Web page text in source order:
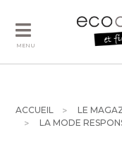
MENU
ACCUEIL
LE
LA MODE